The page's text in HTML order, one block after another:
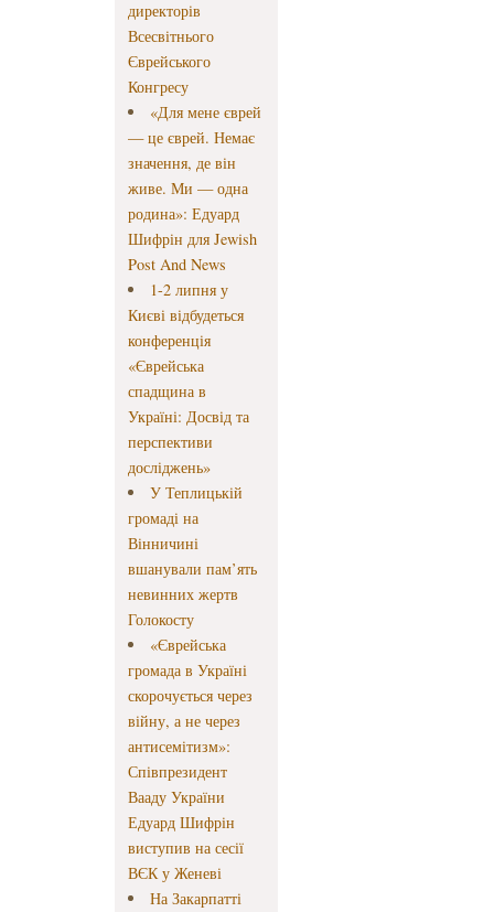
директорів
Всесвітнього
Єврейського
Конгресу
«Для мене єврей
— це єврей. Немає
значення, де він
живе. Ми — одна
родина»: Едуард
Шифрін для Jewish
Post And News
1-2 липня у
Києві відбудеться
конференція
«Єврейська
спадщина в
Україні: Досвід та
перспективи
досліджень»
У Теплицькій
громаді на
Вінничині
вшанували пам’ять
невинних жертв
Голокосту
«Єврейська
громада в Україні
скорочується через
війну, а не через
антисемітизм»:
Співпрезидент
Вааду України
Едуард Шифрін
виступив на сесії
ВЄК у Женеві
На Закарпатті